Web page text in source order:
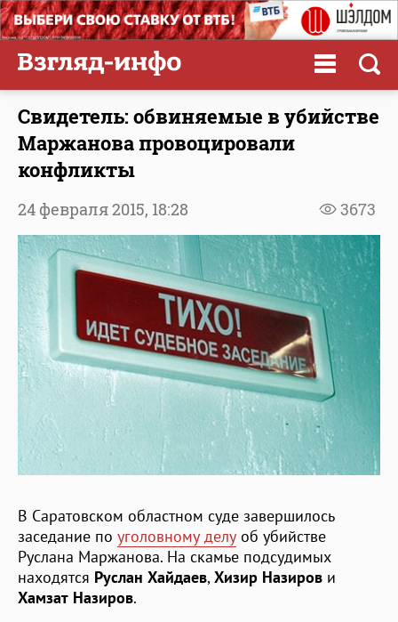
Свидетель: обвиняемые в убийстве
Маржанова провоцировали
конфликты
3673
24 февраля 2015, 18:28
В Саратовском областном суде завершилось
заседание по уголовному делу об убийстве
Руслана Маржанова. На скамье подсудимых
находятся Руслан Хайдаев,Хизир Назиров и
Хамзат Назиров.